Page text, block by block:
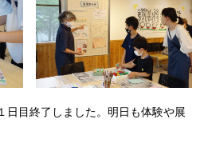
日目終了しました。明日も体験や展